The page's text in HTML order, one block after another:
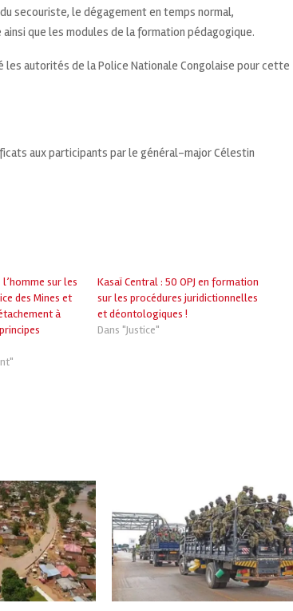
secouriste, le dégagement en temps normal,
que les modules de la formation pédagogique.
les autorités de la Police Nationale Congolaise pour cette
aux participants par le général-major Célestin
sur les
des Mines et
à
Kasaï Central : 50 OPJ en formation
sur les procédures juridictionnelles
et déontologiques !
Dans "Justice"